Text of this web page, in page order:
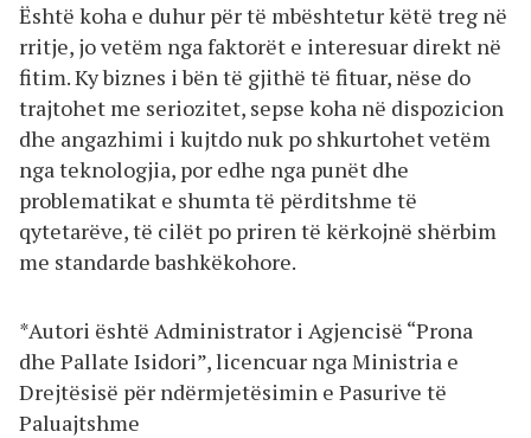
Është koha e duhur për të mbështetur këtë treg në
rritje, jo vetëm nga faktorët e interesuar direkt në
fitim. Ky biznes i bën të gjithë të fituar, nëse do
trajtohet me seriozitet, sepse koha në dispozicion
dhe angazhimi i kujtdo nuk po shkurtohet vetëm
nga teknologjia, por edhe nga punët dhe
problematikat e shumta të përditshme të
qytetarëve, të cilët po priren të kërkojnë shërbim
me standarde bashkëkohore.
*Autori është Administrator i Agjencisë “Prona
dhe Pallate Isidori”, licencuar nga Ministria e
Drejtësisë për ndërmjetësimin e Pasurive të
Paluajtshme